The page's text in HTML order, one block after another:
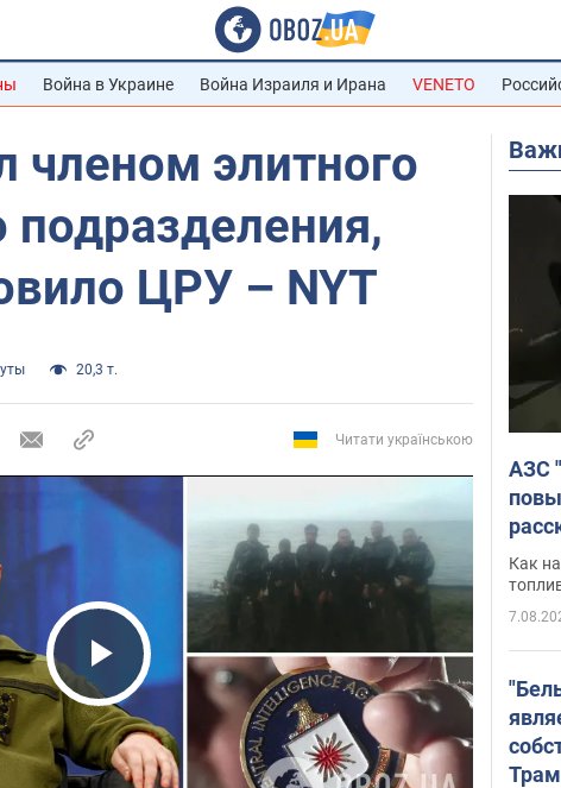
Война в Украине Война Израиля и Ирана VENETO
членом элитного
подразделения,
ЦРУ – NYT
20,3 т.
Читати українською
Play Video
АЗС
Как